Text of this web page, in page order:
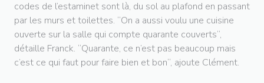
codes de l’estaminet sont là, du sol au plafond en passant
par les murs et toilettes. “On a aussi voulu une cuisine
ouverte sur la salle qui compte quarante couverts“,
détaille Franck. “Quarante, ce n’est pas beaucoup mais
c’est ce qui faut pour faire bien et bon“, ajoute Clément.